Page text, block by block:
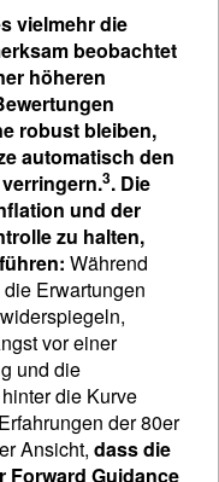
vielmehr die
beobachtet
höheren
robust bleiben,
automatisch den
3. Die
und der
zu halten,
Während
Erwartungen
vor einer
und die
die Kurve
der 80er
Ansicht, dass die
Forward Guidance